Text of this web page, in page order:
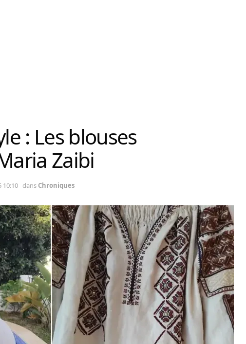
: Les blouses
Zaibi
10:10 dans Chroniques